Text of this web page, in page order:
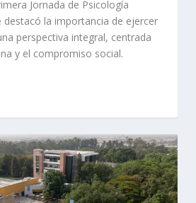
Jornada de Psicología
destacó la importancia de ejercer
perspectiva integral, centrada
y el compromiso social.